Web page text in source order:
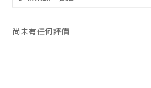
尚未有任何評價